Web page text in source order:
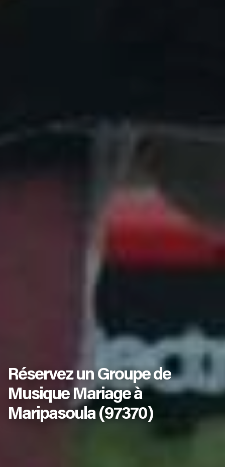
Réservez un Groupe de
Musique Mariage à
Maripasoula (97370)